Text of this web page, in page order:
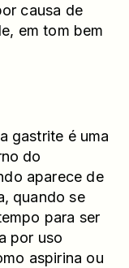
causa de
em tom bem
gastrite é uma
do
aparece de
quando se
para ser
por uso
aspirina ou